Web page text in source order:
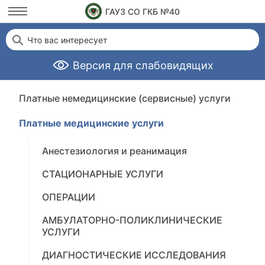
ГАУЗ СО ГКБ №40
Версия для слабовидящих
Что вас интересует
Платные немедицинские (сервисные) услуги
Платные медицинские услуги
Анестезиология и реанимация
СТАЦИОНАРНЫЕ УСЛУГИ
ОПЕРАЦИИ
АМБУЛАТОРНО-ПОЛИКЛИНИЧЕСКИЕ
УСЛУГИ
ДИАГНОСТИЧЕСКИЕ ИССЛЕДОВАНИЯ